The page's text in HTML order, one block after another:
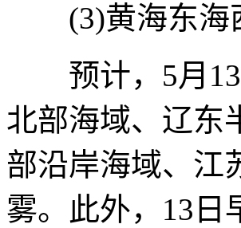
(3)黄海东海
预计，5月13
北部海域、辽东
部沿岸海域、江
雾。此外，13日